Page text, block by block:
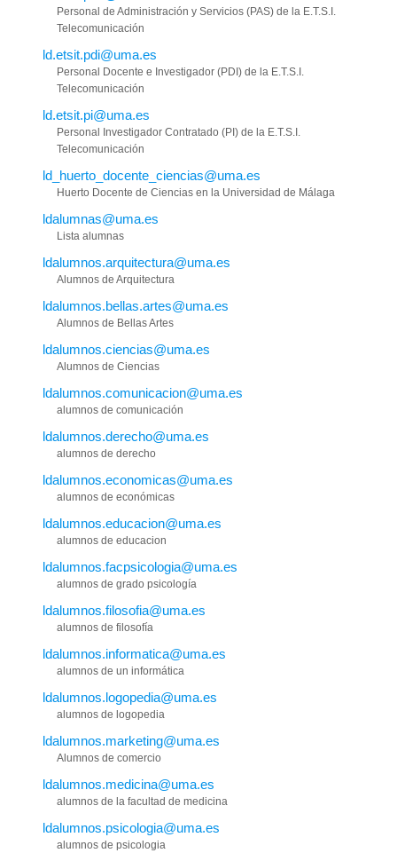
Personal de Administración y Servicios (PAS) de la E.T.S.I.
Telecomunicación
ld.etsit.pdi@uma.es
Personal Docente e Investigador (PDI) de la E.T.S.I.
Telecomunicación
ld.etsit.pi@uma.es
Personal Investigador Contratado (PI) de la E.T.S.I.
Telecomunicación
ld_huerto_docente_ciencias@uma.es
Huerto Docente de Ciencias en la Universidad de Málaga
ldalumnas@uma.es
Lista alumnas
ldalumnos.arquitectura@uma.es
Alumnos de Arquitectura
ldalumnos.bellas.artes@uma.es
Alumnos de Bellas Artes
ldalumnos.ciencias@uma.es
Alumnos de Ciencias
ldalumnos.comunicacion@uma.es
alumnos de comunicación
ldalumnos.derecho@uma.es
alumnos de derecho
ldalumnos.economicas@uma.es
alumnos de económicas
ldalumnos.educacion@uma.es
alumnos de educacion
ldalumnos.facpsicologia@uma.es
alumnos de grado psicología
ldalumnos.filosofia@uma.es
alumnos de filosofía
ldalumnos.informatica@uma.es
alumnos de un informática
ldalumnos.logopedia@uma.es
alumnos de logopedia
ldalumnos.marketing@uma.es
Alumnos de comercio
ldalumnos.medicina@uma.es
alumnos de la facultad de medicina
ldalumnos.psicologia@uma.es
alumnos de psicologia